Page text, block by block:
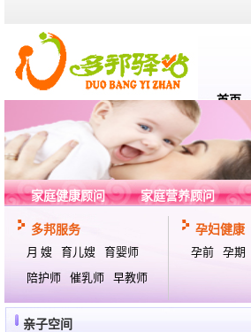
首页
家庭健康顾问 家庭营养顾问
多邦服务
月 嫂
育儿嫂
育婴师
陪护师
催乳师 早教师
孕妇健康
孕前
孕期
亲子空间